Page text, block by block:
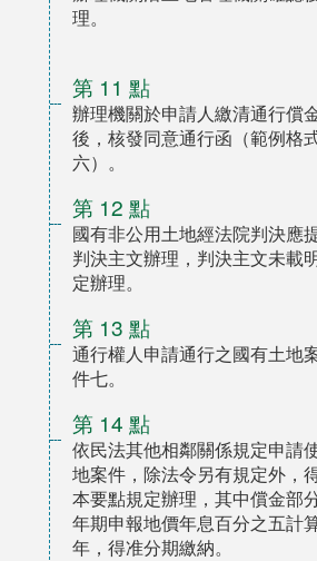
理。
第 11 點
辦理機關於申請人繳清通行償
後，核發同意通行函（範例格
六）。
第 12 點
國有非公用土地經法院判決應
判決主文辦理，判決主文未載
定辦理。
第 13 點
通行權人申請通行之國有土地
件七。
第 14 點
依民法其他相鄰關係規定申請
地案件，除法令另有規定外，
本要點規定辦理，其中償金部
年期申報地價年息百分之五計
年，得准分期繳納。